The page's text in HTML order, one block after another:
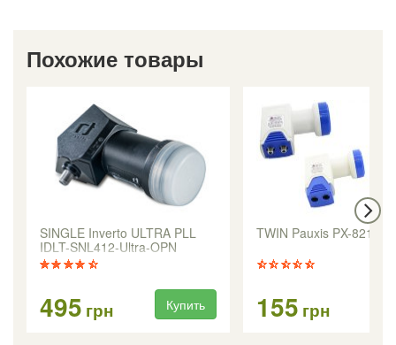
Похожие товары
SINGLE Inverto ULTRA PLL
IDLT-SNL412-Ultra-OPN
495 грн Купить
TWIN Pauxis PX-8219
155 грн